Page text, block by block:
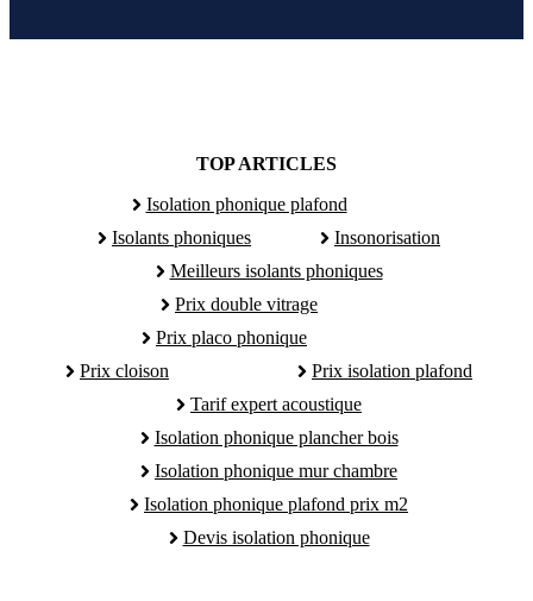
TOP ARTICLES
Isolation phonique plafond
Isolants phoniques
Insonorisation
Meilleurs isolants phoniques
Prix double vitrage
Prix placo phonique
Prix cloison
Prix isolation plafond
Tarif expert acoustique
Isolation phonique plancher bois
Isolation phonique mur chambre
Isolation phonique plafond prix m2
Devis isolation phonique